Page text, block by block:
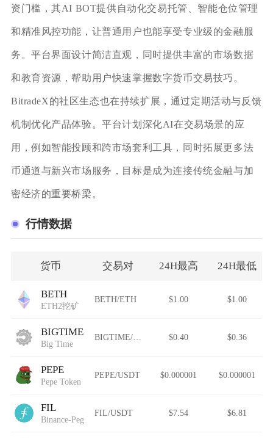
资门槛，其AI BOT提供自动化交易托管、智能仓位管理
和精准风控功能，让普通用户也能享受专业级的金融服
务。平台界面设计简洁直观，同时提供丰富的市场数据
和教育资源，帮助用户快速掌握数字货币交易技巧。
BitradeX的社区生态也在持续扩展，通过定期活动与反馈
机制优化产品体验。平台计划深化AI在交易场景的应
用，例如智能投顾和跨市场套利工具，同时拓展更多法
币通道与新兴市场服务，目标是成为连接传统金融与加
密经济的重要桥梁。
行情数据
货币 交易对 24H最高 24H最低
BETH
ETH2挖矿
BETH/ETH $1.00 $1.00
BIGTIME
Big Time
BIGTIME/USDT $0.40 $0.36
PEPE
Pepe Token
PEPE/USDT $0.000001 $0.000001
FIL
Binance-Peg Filecoin
FIL/USDT $7.54 $6.81